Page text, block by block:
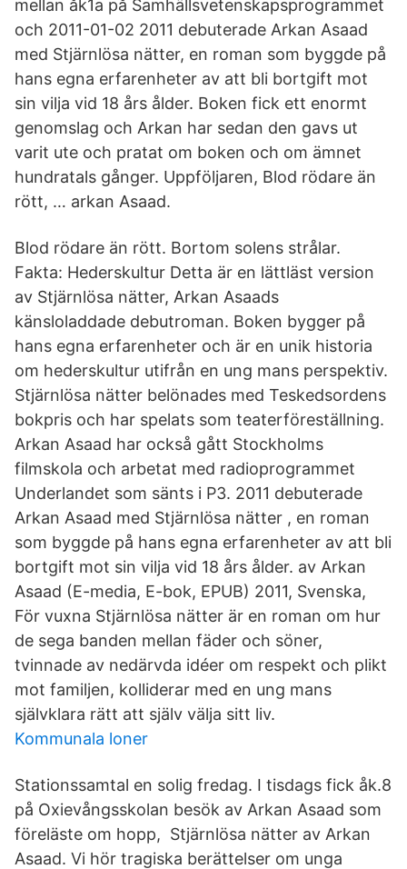
mellan åk1a på Samhällsvetenskapsprogrammet
och 2011-01-02 2011 debuterade Arkan Asaad
med Stjärnlösa nätter, en roman som byggde på
hans egna erfarenheter av att bli bortgift mot
sin vilja vid 18 års ålder. Boken fick ett enormt
genomslag och Arkan har sedan den gavs ut
varit ute och pratat om boken och om ämnet
hundratals gånger. Uppföljaren, Blod rödare än
rött, … arkan Asaad.
Blod rödare än rött. Bortom solens strålar.
Fakta: Hederskultur Detta är en lättläst version
av Stjärnlösa nätter, Arkan Asaads
känsloladdade debutroman. Boken bygger på
hans egna erfarenheter och är en unik historia
om hederskultur utifrån en ung mans perspektiv.
Stjärnlösa nätter belönades med Teskedsordens
bokpris och har spelats som teaterföreställning.
Arkan Asaad har också gått Stockholms
filmskola och arbetat med radioprogrammet
Underlandet som sänts i P3. 2011 debuterade
Arkan Asaad med Stjärnlösa nätter , en roman
som byggde på hans egna erfarenheter av att bli
bortgift mot sin vilja vid 18 års ålder. av Arkan
Asaad (E-media, E-bok, EPUB) 2011, Svenska,
För vuxna Stjärnlösa nätter är en roman om hur
de sega banden mellan fäder och söner,
tvinnade av nedärvda idéer om respekt och plikt
mot familjen, kolliderar med en ung mans
självklara rätt att själv välja sitt liv.
Kommunala loner
Stationssamtal en solig fredag. I tisdags fick åk.8
på Oxievångsskolan besök av Arkan Asaad som
föreläste om hopp, Stjärnlösa nätter av Arkan
Asaad. Vi hör tragiska berättelser om unga